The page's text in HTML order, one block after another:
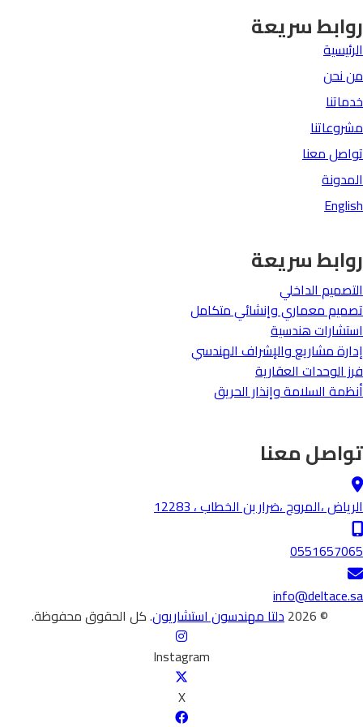
روابط سريعة
الرئيسية
من نحن
خدماتنا
مشروعاتنا
تواصل معنا
المدونة
English
روابط سريعة
التصميم الداخلي
تصميم معماري وإنشائي متكامل
استشارات هندسية
إدارة مشاريعوالإشراف الهندسي
فرز الوحدات العقارية
أنظمة السلامة وإنذار الحريق
تواصل معنا
الرياض ،المروج ،ضرار بن الخطاب ، 12283
0551657065
info@deltace.sa
© 2026
دلتا مهندسون استشاريون. كل الحقوق محفوظة.
Instagram
X